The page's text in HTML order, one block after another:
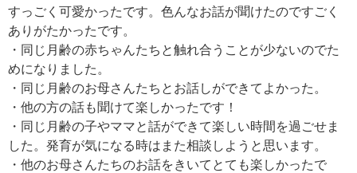
すっごく可愛かったです。色んなお話が聞けたのですごく
ありがたかったです。
・同じ月齢の赤ちゃんたちと触れ合うことが少ないのでた
めになりました。
・同じ月齢のお母さんたちとお話しができてよかった。
・他の方の話も聞けて楽しかったです！
・同じ月齢の子やママと話ができて楽しい時間を過ごせま
した。発育が気になる時はまた相談しようと思います。
・他のお母さんたちのお話をきいてとても楽しかったで